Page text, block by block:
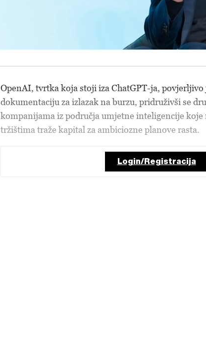
OpenAI, tvrtka koja stoji iza ChatGPT-ja, povjerljivo
dokumentaciju za izlazak na burzu, pridruživši se
kompanijama iz područja umjetne inteligencije koje
tržištima traže kapital za ambiciozne planove rasta.
Login/Registracija